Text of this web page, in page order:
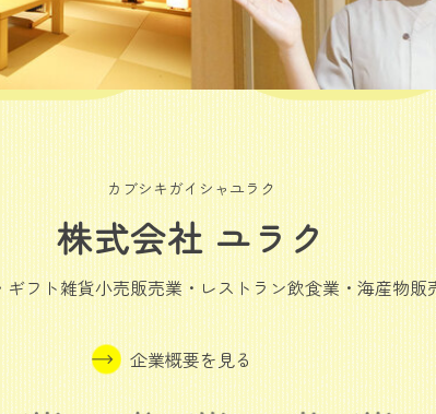
カブシキガイシャユラク
株式会社 ユラク
ギフト雑貨小売販売業・レストラン飲食業・海産物販
企業概要を見る